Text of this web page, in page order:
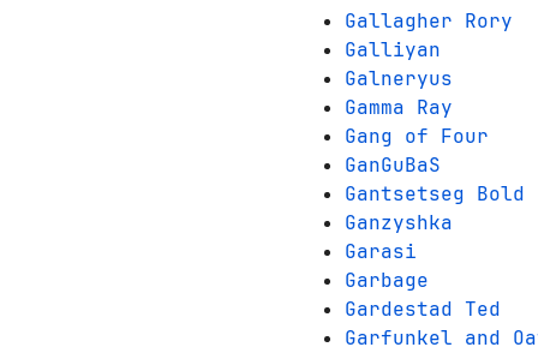
Gallagher Rory
Galliyan
Galneryus
Gamma Ray
Gang of Four
GanGuBaS
Gantsetseg Bold
Ganzyshka
Garasi
Garbage
Gardestad Ted
Garfunkel and